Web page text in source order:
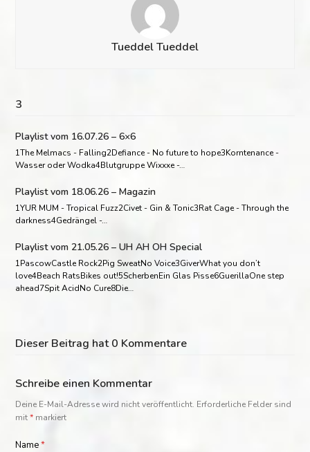
Tueddel Tueddel
3
Playlist vom 16.07.26 – 6×6
1The Melmacs - Falling2Defiance - No future to hope3Korntenance -
Wasser oder Wodka4Blutgruppe Wixxxe -…
Playlist vom 18.06.26 – Magazin
1YUR MUM - Tropical Fuzz2Civet - Gin & Tonic3Rat Cage - Through the
darkness4Gedrängel -…
Playlist vom 21.05.26 – UH AH OH Special
1PascowCastle Rock2Pig SweatNo Voice3GiverWhat you don’t
love4Beach RatsBikes out!5ScherbenEin Glas Pisse6GuerillaOne step
ahead7Spit AcidNo Cure8Die…
Dieser Beitrag hat 0 Kommentare
Schreibe einen Kommentar
Deine E-Mail-Adresse wird nicht veröffentlicht. Erforderliche Felder sind
mit* markiert
Name*